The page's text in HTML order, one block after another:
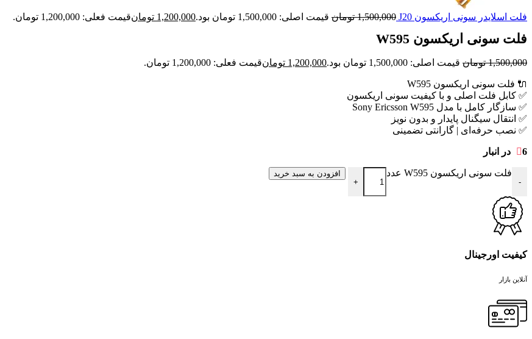
فلت اسلایدر سونی اریکسون J20 1,500,000 تومان قیمت اصلی: 1,500,000 تومان بود. 1,200,000 تومانقیمت فعلی: 1,200,000 تومان.
فلت سونی اریکسون W595
1,500,000 تومان قیمت اصلی: 1,500,000 تومان بود. 1,200,000 تومانقیمت فعلی: 1,200,000 تومان.
🔌 فلت سونی اریکسون W595
✅ کابل فلت اصلی و با کیفیت سونی اریکسون
✅ سازگار کامل با مدل Sony Ericsson W595
✅ انتقال سیگنال پایدار و بدون نویز
✅ نصب حرفه‌ای | گارانتی تضمینی
6 در انبار
-
فلت سونی اریکسون W595 عدد
+
افزودن به سبد خرید
کیفیت اورجینال
آنلاین بازار